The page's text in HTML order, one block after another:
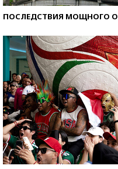
ПОСЛЕДСТВИЯ МОЩНОГО